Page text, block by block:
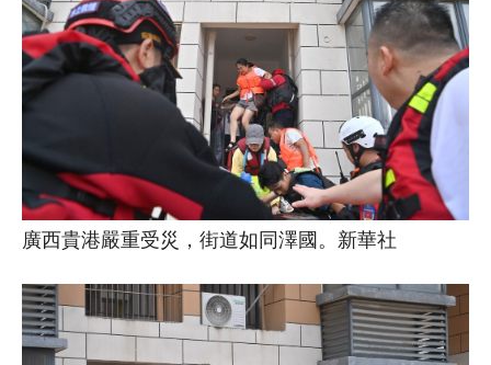
廣西貴港嚴重受災，街道如同澤國。新華社